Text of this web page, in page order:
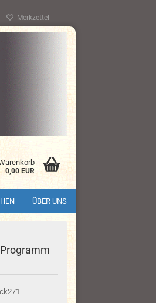
Merkzettel
0,00 EUR
ÜBER UNS